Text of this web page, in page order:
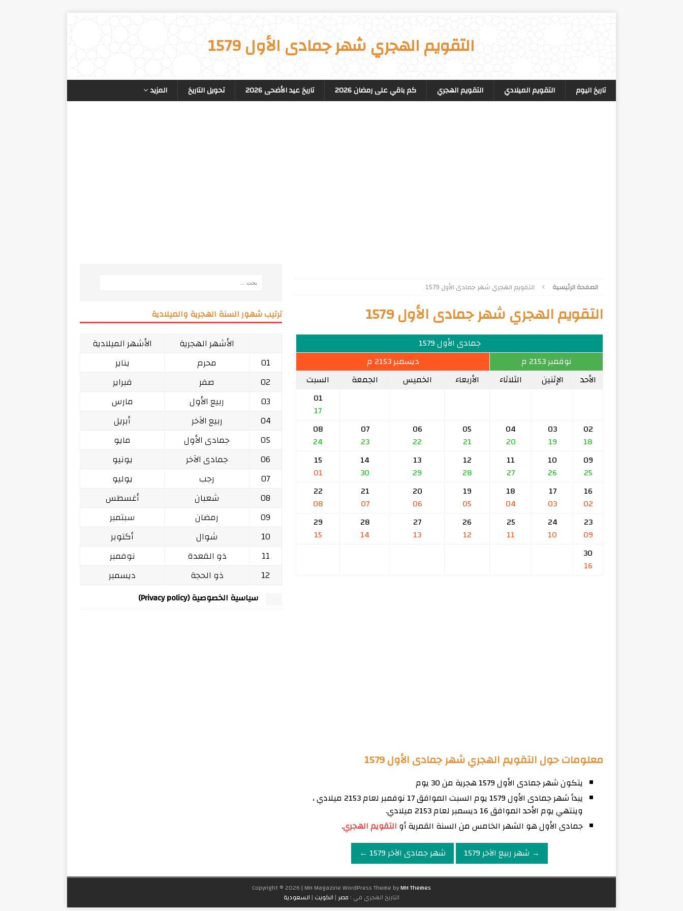
التقويم الهجري شهر جمادى الأول 1579
تاريخ اليوم التقويم الميلادي التقويم الهجري كم باقي على رمضان 2026 تاريخ عيد الأضحى 2026 تحويل التاريخ المزيد
الصفحة الرئيسية التقويم الهجري شهر جمادى الأول 1579
التقويم الهجري شهر جمادى الأول 1579
جمادى الأول 1579
نوفمبر 2153 م
ديسمبر 2153 م
الأحد
الإثنين الثلاثاء الأربعاء الخميس الجمعة
السبت
01
17
02
18
03
19
04
20
05
21
06
22
07
23
08
24
09
25
10
26
11
27
12
28
13
29
14
30
15
01
16
02
17
03
18
04
19
05
20
06
21
07
22
08
23
09
24
10
25
11
26
12
27
13
28
14
29
15
30
16
معلومات حول التقويم الهجري شهر جمادى الأول 1579
يتكون شهر جمادى الأول 1579 هجرية من 30 يوم
يبدأ شهر جمادى الأول 1579 يوم السبت الموافق 17 نوفمبر لعام 2153 ميلادي ،
وينتهي يوم الأحد الموافق 16 ديسمبر لعام 2153 ميلادي.
جمادى الأول هو الشهر الخامس من السنة القمرية أو التقويم الهجري.
→ شهر ربيع الآخر 1579
شهر جمادى الآخر 1579 ←
ترتيب شهور السنة الهجرية والميلادية
الأشهر الهجرية
الأشهر الميلادية
01
محرم
يناير
02
صفر
فبراير
03
ربيع الأول
مارس
04
ربيع الآخر
أبريل
05
جمادى الأول
مايو
06
جمادى الآخر
يونيو
07
رجب
يوليو
08
شعبان
أغسطس
09
رمضان
سبتمبر
10
شوال
أكتوبر
11
ذو القعدة
نوفمبر
12
ذو الحجة ديسمبر
سياسية الخصوصية (Privacy policy)
Copyright © 2026 | MH Magazine WordPress Theme byMH Themes
التاريخ الهجري في : مصر |الكويت |السعودية